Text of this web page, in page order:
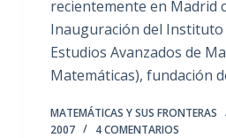
recientemente en Madrid
Inauguración del
Estudios Avanzados de
Matemáticas), fundación
MATEMÁTICAS Y SUS FRONTERAS
2007
4 COMENTARIOS